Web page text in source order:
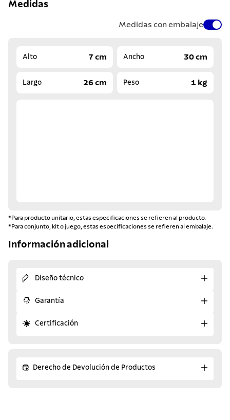
Medidas
Medidas con embalaje
Alto 7 cm Ancho 30 cm
Largo 26 cm Peso 1 kg
*Para producto unitario, estas especificaciones se refieren al producto.
*Para conjunto, kit o juego, estas especificaciones se refieren al embalaje.
Información adicional
Diseño técnico
Garantía
Certificación
Derecho de Devolución de Productos